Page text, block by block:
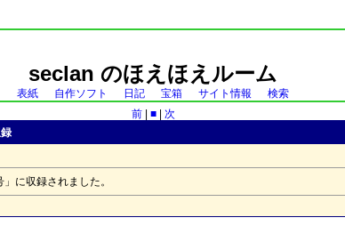
seclan のほえほえルーム
表紙 自作ソフト 日記 宝箱 サイト情報
検索
前| ■|
次
に収録されました。